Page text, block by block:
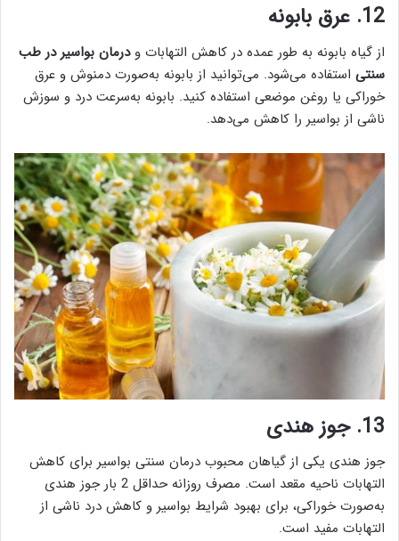
12. عرق بابونه
از گیاه بابونه به طور عمده در کاهش التهابات ودرمان بواسیر در طب
سنتی استفاده می‌شود. می‌توانید از بابونه به‌صورت دمنوش و عرق
خوراکی یا روغن موضعی استفاده کنید. بابونه به‌سرعت درد و سوزش
ناشی از بواسیر را کاهش می‌دهد.
13. جوز هندی
جوز هندی یکی از گیاهان محبوب درمان سنتی بواسیر برای کاهش
التهابات ناحیه مقعد است. مصرف روزانه حداقل 2 بار جوز هندی
به‌صورت خوراکی، برای بهبود شرایط بواسیر و کاهش درد ناشی از
التهابات مفید است.